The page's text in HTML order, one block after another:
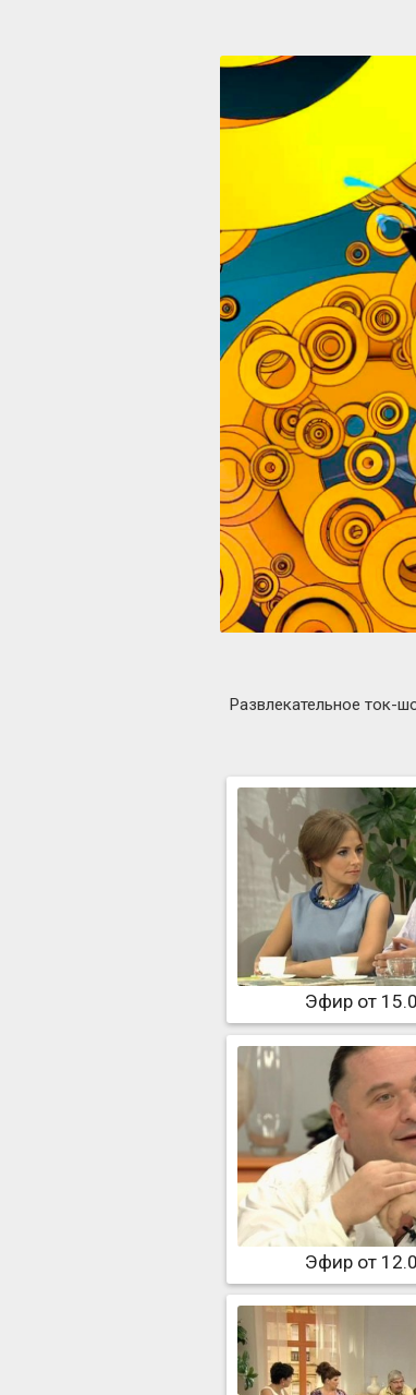
Развлекательное ток-
Эфир от
Эфир от